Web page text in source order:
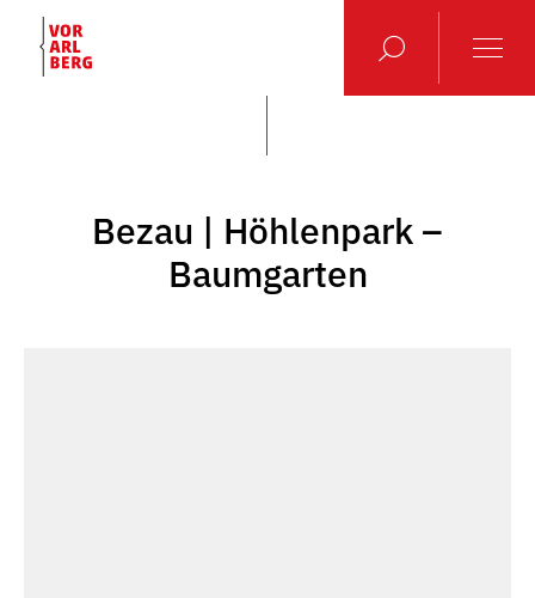
Bezau | Höhlenpark –
Baumgarten